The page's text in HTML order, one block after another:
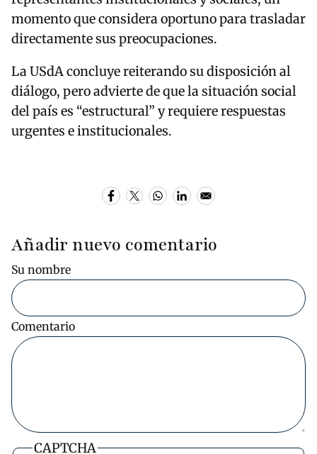
momento que considera oportuno para trasladar
directamente sus preocupaciones.
La USdA concluye reiterando su disposición al
diálogo, pero advierte de que la situación social
del país es “estructural” y requiere respuestas
urgentes e institucionales.
Añadir nuevo comentario
Su nombre
Comentario
CAPTCHA